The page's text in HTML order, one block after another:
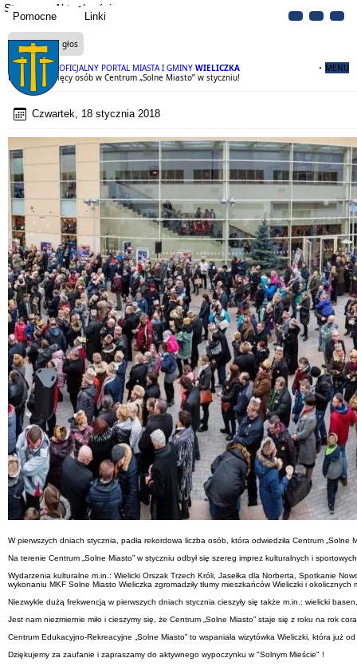
Pomocne Linki
OFICJALNY PORTAL MIASTA I GMINY WIELICZKA MENU
Strona Aktualności
Czytaj na głos
Ponad 30 tysięcy osób w Centrum „Solne Miasto” w styczniu!
Czwartek, 18 stycznia 2018
W pierwszych dniach stycznia, padła rekordowa liczba osób, która odwiedziła Centrum
Na terenie Centrum „Solne Miasto” w styczniu odbył się szereg imprez kulturalnych i
Wydarzenia kulturalne m.in.: Wielicki Orszak Trzech Króli, Jasełka dla Norberta, Spotkanie
wykonaniu MKF Solne Miasto Wieliczka zgromadziły tłumy mieszkańców Wieliczki i okolicznych
Niezwykle dużą frekwencją w pierwszych dniach stycznia cieszyły się także m.in.: wielicki
Jest nam niezmiernie miło i cieszymy się, że Centrum „Solne Miasto” staje się z roku na rok
Centrum Edukacyjno-Rekreacyjne „Solne Miasto” to wspaniała wizytówka Wieliczki, która już
Dziękujemy za zaufanie i zapraszamy do aktywnego wypoczynku w "Solnym Mieście" !